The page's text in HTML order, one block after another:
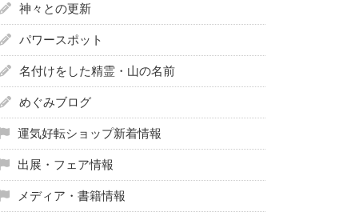
神々との更新
パワースポット
名付けをした精霊・山の名前
めぐみブログ
運気好転ショップ新着情報
出展・フェア情報
メディア・書籍情報